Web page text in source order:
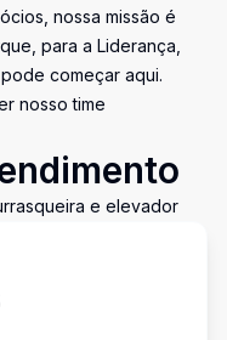
nossa missão é
para a Liderança,
começar aqui.
nosso time
e elevador